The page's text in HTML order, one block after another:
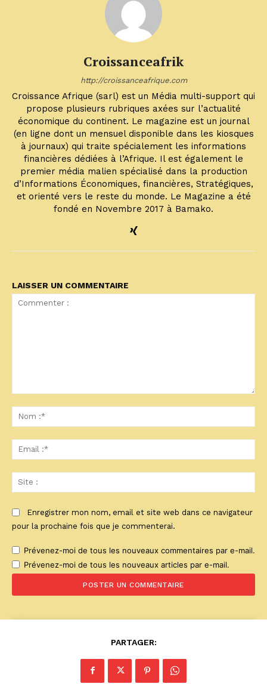
Croissanceafrik
http://croissanceafrique.com
Croissance Afrique (sarl) est un Média multi-support qui
propose plusieurs rubriques axées sur l’actualité
économique du continent. Le magazine est un journal
(en ligne dont un mensuel disponible dans les kiosques
à journaux) qui traite spécialement les informations
financières dédiées à l’Afrique. Il est également le
premier média malien spécialisé dans la production
d’Informations Économiques, financières, Stratégiques,
et orienté vers le reste du monde. Le Magazine a été
fondé en Novembre 2017 à Bamako.
LAISSER UN COMMENTAIRE
:*
:*
:
Enregistrer mon nom, email et site web dans ce navigateur
pour la prochaine fois que je commenterai.
Prévenez-moi de tous les nouveaux commentaires par e-mail.
Prévenez-moi de tous les nouveaux articles par e-mail.
PARTAGER: